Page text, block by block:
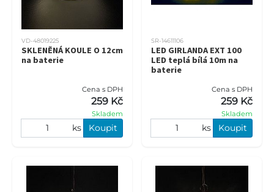
VD-48019225
SKLENĚNÁ KOULE O 12cm
na baterie
Cena s DPH
259 Kč
Skladem
ks Koupit
SR-14611106
LED GIRLANDA EXT 100
LED teplá bílá 10m na
baterie
Cena s DPH
259 Kč
Skladem
ks Koupit